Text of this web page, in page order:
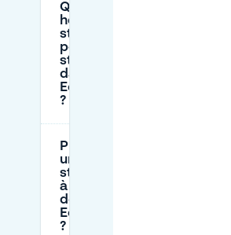
Quelles sont les
heures de
stationnement
pour le
stationnement
dans la rue à
Eendrachtsplein
?
Puis-je réserver
une place de
stationnement
à l'avance près
de
Eendrachtsplein
?